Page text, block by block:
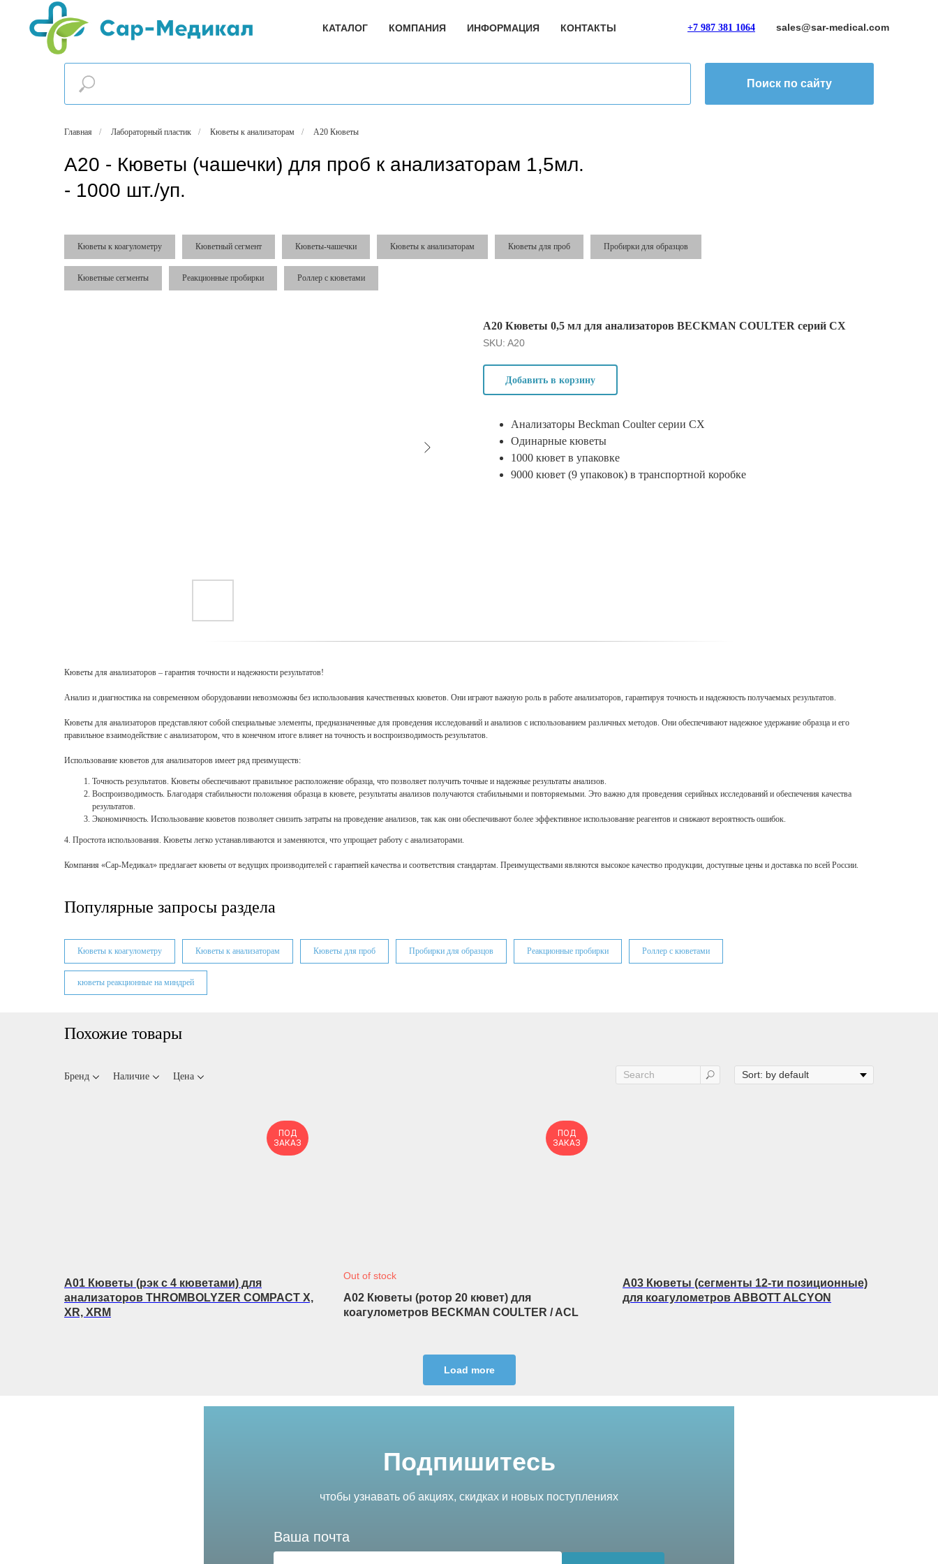
КАТАЛОГ КОМПАНИЯ ИНФОРМАЦИЯ КОНТАКТЫ +7 987 381 1064 sales@sar-medical.com
Поиск по сайту
Главная / Лабораторный пластик / Кюветы к анализаторам / A20 Кюветы
А20 - Кюветы (чашечки) для проб к анализаторам 1,5мл.
- 1000 шт./уп.
Кюветы к коагулометру Кюветный сегмент Кюветы-чашечки Кюветы к анализаторам Кюветы для проб Пробирки для образцов
Кюветные сегменты Реакционные пробирки Роллер с кюветами
A20 Кюветы 0,5 мл для анализаторов BECKMAN COULTER серий CX
SKU: A20
Добавить в корзину
Анализаторы Beckman Coulter серии CX
Одинарные кюветы
1000 кювет в упаковке
9000 кювет (9 упаковок) в транспортной коробке
Кюветы для анализаторов – гарантия точности и надежности результатов!
Анализ и диагностика на современном оборудовании невозможны без использования качественных кюветов. Они играют важную роль в работе анализаторов, гарантируя точность и надежность получаемых результатов.
Кюветы для анализаторов представляют собой специальные элементы, предназначенные для проведения исследований и анализов с использованием различных методов. Они обеспечивают надежное удержание образца и его
правильное взаимодействие с анализатором, что в конечном итоге влияет на точность и воспроизводимость результатов.
Использование кюветов для анализаторов имеет ряд преимуществ:
Точность результатов. Кюветы обеспечивают правильное расположение образца, что позволяет получить точные и надежные результаты анализов.
Воспроизводимость. Благодаря стабильности положения образца в кювете, результаты анализов получаются стабильными и повторяемыми. Это важно для проведения серийных исследований и обеспечения качества
результатов.
Экономичность. Использование кюветов позволяет снизить затраты на проведение анализов, так как они обеспечивают более эффективное использование реагентов и снижают вероятность ошибок.
4. Простота использования. Кюветы легко устанавливаются и заменяются, что упрощает работу с анализаторами.
Компания «Сар-Медикал» предлагает кюветы от ведущих производителей с гарантией качества и соответствия стандартам. Преимуществами являются высокое качество продукции, доступные цены и доставка по всей России.
Популярные запросы раздела
Кюветы к коагулометру Кюветы к анализаторам Кюветы для проб Пробирки для образцов Реакционные пробирки Роллер с кюветами
кюветы реакционные на миндрей
Похожие товары
Бренд Наличие Цена
ПОД
ЗАКАЗ
A01 Кюветы (рэк с 4 кюветами) для
анализаторов THROMBOLYZER COMPACT X,
XR, XRM
ПОД
ЗАКАЗ
Out of stock
A02 Кюветы (ротор 20 кювет) для
коагулометров BECKMAN COULTER / ACL
A03 Кюветы (сегменты 12-ти позиционные)
для коагулометров ABBOTT ALCYON
Load more
Подпишитесь
чтобы узнавать об акциях, скидках и новых поступлениях
Ваша почта